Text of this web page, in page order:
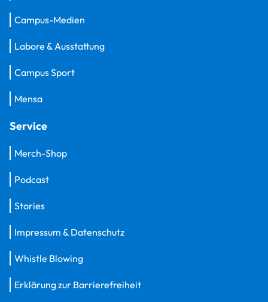
Campus-Medien
Labore & Ausstattung
Campus Sport
Mensa
Service
Merch-Shop
Podcast
Stories
Impressum & Datenschutz
Whistle Blowing
Erklärung zur Barrierefreiheit